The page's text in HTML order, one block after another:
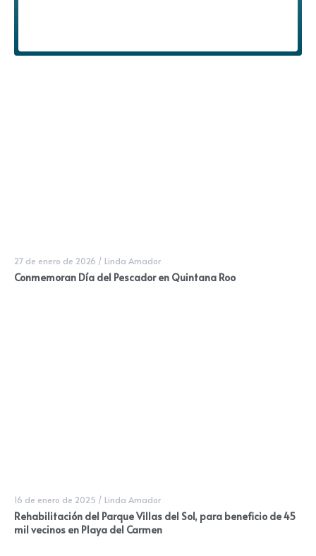
27 de enero de 2026 / Linda Amador
Conmemoran Día del Pescador en Quintana Roo
16 de enero de 2025 / Linda Amador
Rehabilitación del Parque Villas del Sol, para beneficio de 45
mil vecinos en Playa del Carmen